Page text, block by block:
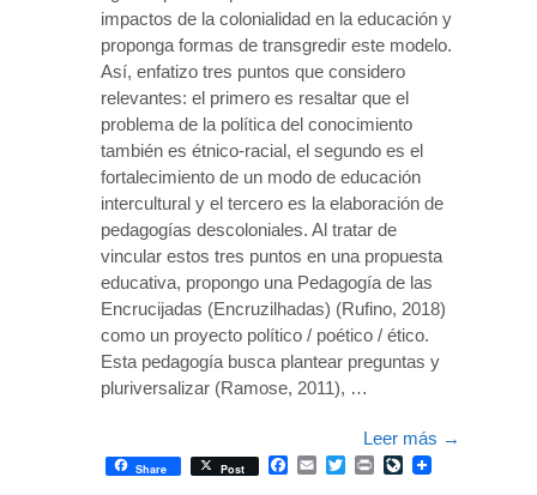
impactos de la colonialidad en la educación y
proponga formas de transgredir este modelo.
Así, enfatizo tres puntos que considero
relevantes: el primero es resaltar que el
problema de la política del conocimiento
también es étnico-racial, el segundo es el
fortalecimiento de un modo de educación
intercultural y el tercero es la elaboración de
pedagogías descoloniales. Al tratar de
vincular estos tres puntos en una propuesta
educativa, propongo una Pedagogía de las
Encrucijadas (Encruzilhadas) (Rufino, 2018)
como un proyecto político / poético / ético.
Esta pedagogía busca plantear preguntas y
pluriversalizar (Ramose, 2011), …
Leer más →
Share Post Facebook
EmailTwitterPrintLiveJournal